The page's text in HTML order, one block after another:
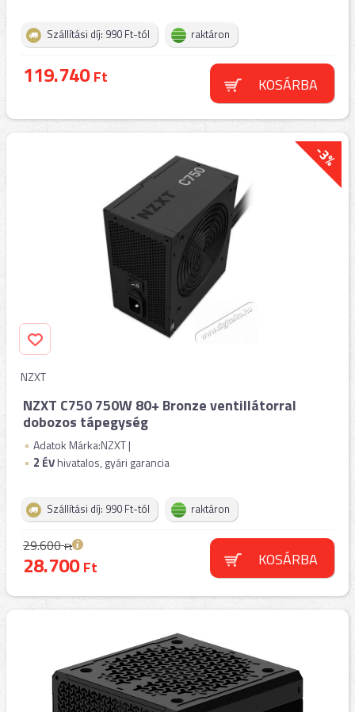
Szállítási díj: 990 Ft-tól raktáron
119.740Ft KOSÁRBA
-3%
NZXT
NZXT C750 750W 80+ Bronze ventillátorral
dobozos tápegység
Adatok Márka:NZXT |
2 ÉVhivatalos, gyári garancia
Szállítási díj: 990 Ft-tól raktáron
29.600Ft
28.700Ft KOSÁRBA